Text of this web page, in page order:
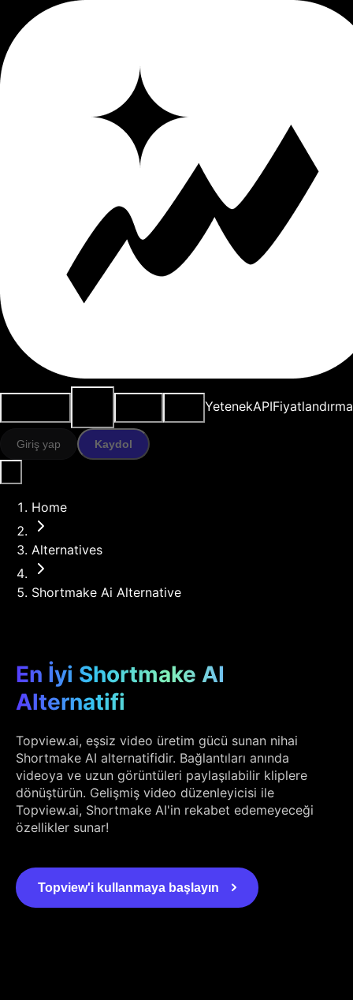
YetenekAPIFiyatlandırma
Giriş yap Kaydol
Home
Alternatives
Shortmake Ai Alternative
En İyi Shortmake AI
Alternatifi
Topview.ai, eşsiz video üretim gücü sunan nihai
Shortmake AI alternatifidir. Bağlantıları anında
videoya ve uzun görüntüleri paylaşılabilir kliplere
dönüştürün. Gelişmiş video düzenleyicisi ile
Topview.ai, Shortmake AI'in rekabet edemeyeceği
özellikler sunar!
Topview'i kullanmaya başlayın